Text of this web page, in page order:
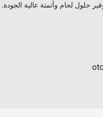
حلول لحام وأتمتة عالية الجودة.